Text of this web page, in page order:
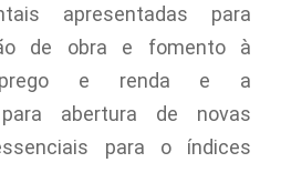
apresentadas para
de obra e fomento à
e renda e a
para abertura de novas
para o índices